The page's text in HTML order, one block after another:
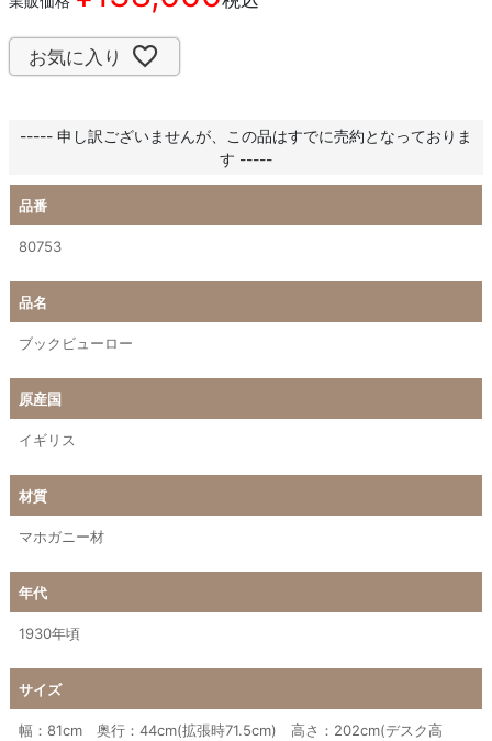
お気に入り
----- 申し訳ございませんが、この品はすでに売約となっておりま
す -----
品番
80753
品名
ブックビューロー
原産国
イギリス
材質
マホガニー材
年代
1930年頃
サイズ
幅：81cm 奥行：44cm(拡張時71.5cm) 高さ：202cm(デスク高